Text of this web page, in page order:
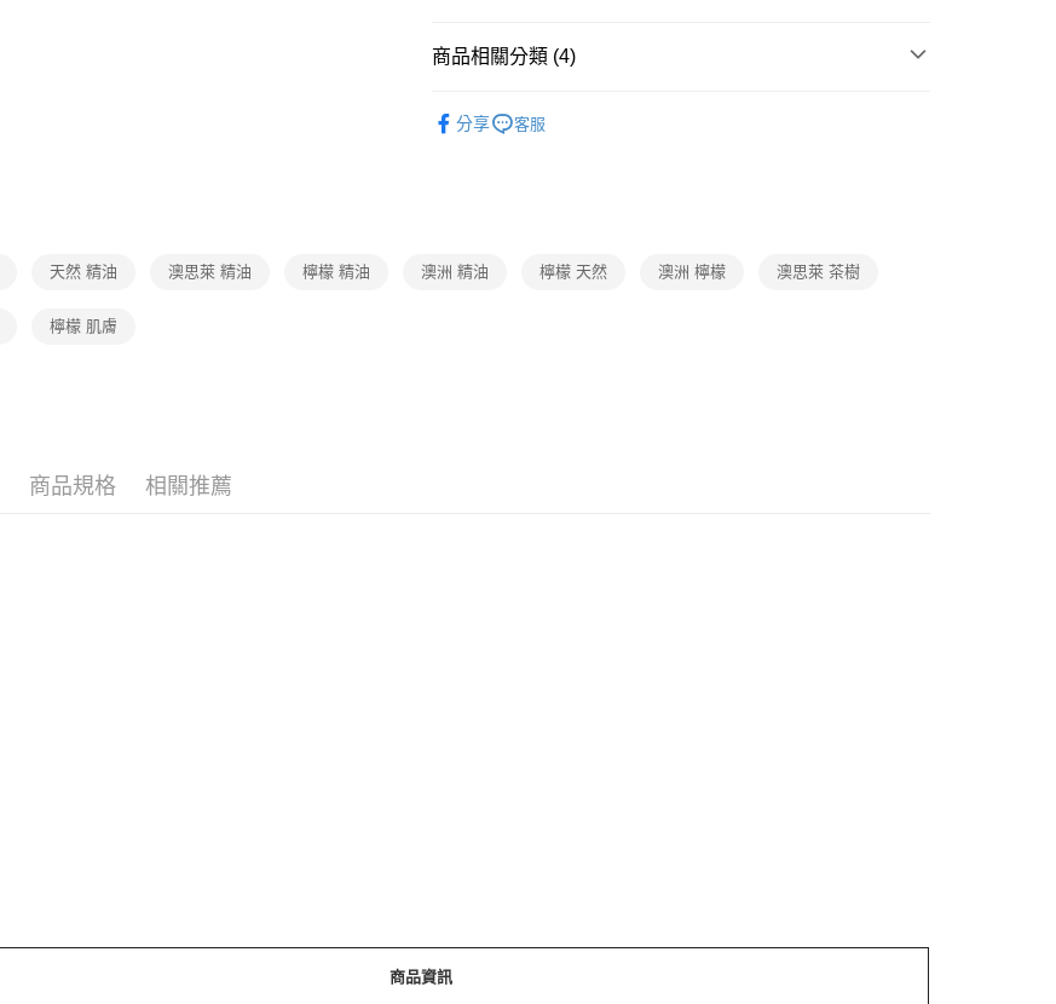
運送方式
商品相關分類 (4)
分享 客服
天然 精油 澳思萊 精油 檸檬 精油 澳洲 精油 檸檬 天然 澳洲 檸檬 澳思萊 茶樹
檸檬 肌膚
商品規格 相關推薦
商品資訊